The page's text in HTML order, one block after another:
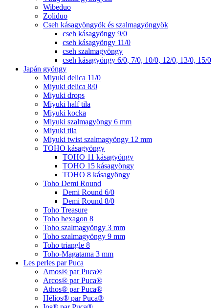
Wibeduo
Zoliduo
Cseh kásagyöngyök és szalmagyöngyök
cseh kásagyöngy 9/0
cseh kásagyöngy 11/0
cseh szalmagyöngy
cseh kásagyöngy 6/0, 7/0, 10/0, 12/0, 13/0, 15/0
Japán gyöngy
Miyuki delica 11/0
Miyuki delica 8/0
Miyuki drops
Miyuki half tila
Miyuki kocka
Miyuki szalmagyöngy 6 mm
Miyuki tila
Miyuki twist szalmagyöngy 12 mm
TOHO kásagyöngy
TOHO 11 kásagyöngy
TOHO 15 kásagyöngy
TOHO 8 kásagyöngy
Toho Demi Round
Demi Round 6/0
Demi Round 8/0
Toho Treasure
Toho hexagon 8
Toho szalmagyöngy 3 mm
Toho szalmagyöngy 9 mm
Toho triangle 8
Toho-Magatama 3 mm
Les perles par Puca
Amos® par Puca®
Arcos® par Puca®
Athos® par Puca®
Hélios® par Puca®